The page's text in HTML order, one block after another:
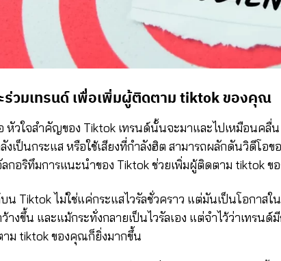
ร่วมเทรนด์ เพื่อเพิ่มผู้ติดตาม tiktok ของคุณ
หัวใจสำคัญของ Tiktok เทรนด์นั้นจะมาและไปเหมือนคลื่น
งเป็นกระแส หรือใช้เสียงที่กำลังฮิต สามารถผลักดันวิดีโ
กอริทึมการแนะนำของ Tiktok ช่วยเพิ่มผู้ติดตาม tiktok ข
น Tiktok ไม่ใช่แค่กระแสไวรัลชั่วคราว แต่มันเป็นโอกาส
างขึ้น และแม้กระทั่งกลายเป็นไวรัลเอง แต่จำไว้ว่าเทรนด์
ม tiktok ของคุณก็ยิ่งมากขึ้น